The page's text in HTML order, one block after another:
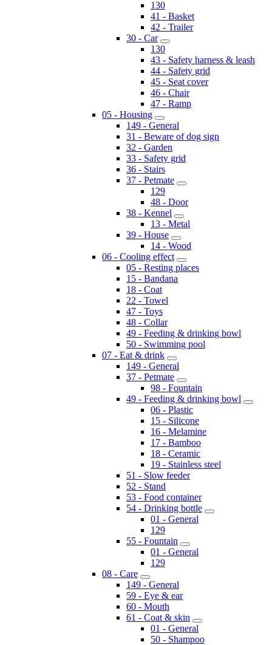
130
41 - Basket
42 - Trailer
30 - Car
130
43 - Safety harness & leash
44 - Safety grid
45 - Seat cover
46 - Chair
47 - Ramp
05 - Housing
149 - General
31 - Beware of dog sign
32 - Garden
33 - Safety grid
36 - Stairs
37 - Petmate
129
48 - Door
38 - Kennel
13 - Metal
39 - House
14 - Wood
06 - Cooling effect
05 - Resting places
15 - Bandana
18 - Coat
22 - Towel
47 - Toys
48 - Collar
49 - Feeding & drinking bowl
50 - Swimming pool
07 - Eat & drink
149 - General
37 - Petmate
98 - Fountain
49 - Feeding & drinking bowl
06 - Plastic
15 - Silicone
16 - Melamine
17 - Bamboo
18 - Ceramic
19 - Stainless steel
51 - Slow feeder
52 - Stand
53 - Food container
54 - Drinking bottle
01 - General
129
55 - Fountain
01 - General
129
08 - Care
149 - General
59 - Eye & ear
60 - Mouth
61 - Coat & skin
01 - General
50 - Shampoo